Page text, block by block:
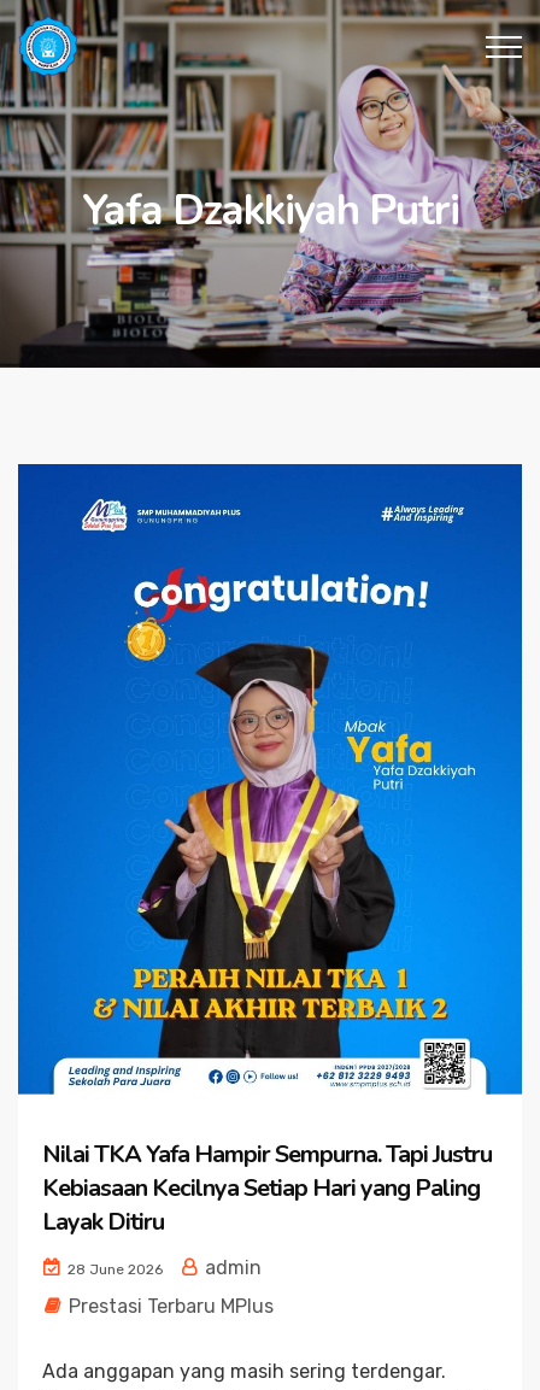
Yafa Dzakkiyah Putri
Nilai TKA Yafa Hampir Sempurna. Tapi Justru
Kebiasaan Kecilnya Setiap Hari yang Paling
Layak Ditiru
28 June 2026
admin
Prestasi Terbaru MPlus
Ada anggapan yang masih sering terdengar.